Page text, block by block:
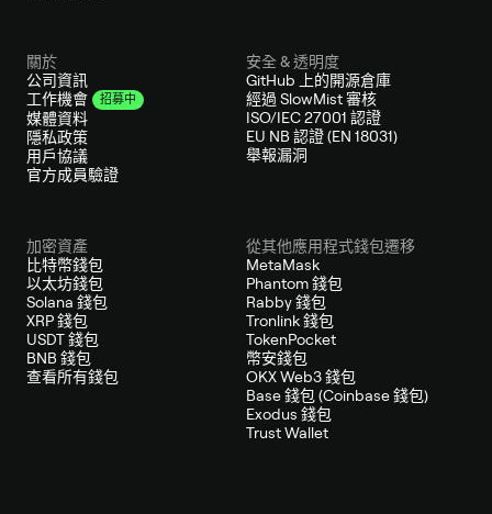
關於
公司資訊
工作機會
招募中
媒體資料
隱私政策
用戶協議
官方成員驗證
安全 & 透明度
GitHub 上的開源倉庫
經過 SlowMist 審核
ISO/IEC 27001 認證
EU NB 認證 (EN 18031)
舉報漏洞
加密資產
比特幣錢包
以太坊錢包
Solana 錢包
XRP 錢包
USDT 錢包
BNB 錢包
查看所有錢包
從其他應用程式錢包遷移
MetaMask
Phantom 錢包
Rabby 錢包
Tronlink 錢包
TokenPocket
幣安錢包
OKX Web3 錢包
Base 錢包 (Coinbase 錢包)
Exodus 錢包
Trust Wallet